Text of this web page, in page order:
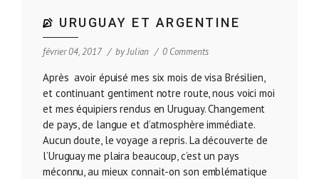
URUGUAY ET ARGENTINE
février 04, 2017 byJulian 0 Comments
Après avoir épuisé mes six mois de visa Brésilien,
et continuant gentiment notre route, nous voici moi
et mes équipiers rendus en Uruguay. Changement
de pays, de langue et d’atmosphère immédiate.
Aucun doute, le voyage a repris. La découverte de
l’Uruguay me plaira beaucoup, c’est un pays
méconnu, au mieux connait-on son emblématique